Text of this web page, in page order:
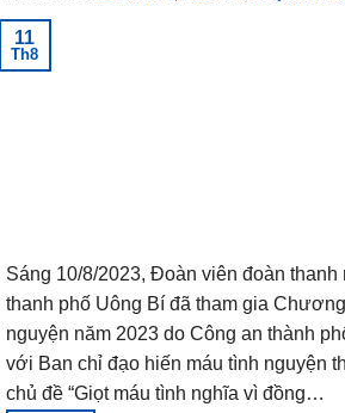
11
Th8
Sáng 10/8/2023, Đoàn viên đoàn thanh
thanh phố Uông Bí đã tham gia
nguyện năm 2023 do Công an thành
với Ban chỉ đạo hiến máu tình nguyện
chủ đề “Giọt máu tình nghĩa vì đồng…